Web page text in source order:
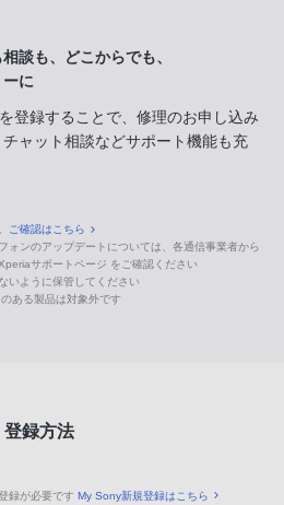
談も、どこからでも、
ーに
登録することで、修理のお申し込み
チャット相談などサポート機能も充
ご確認はこちら
ォンのアップデートについては、各通信事業者から
サポートページ をご確認ください
いように保管してください
ある製品は対象外です
登録方法
録が必要です My Sony新規登録はこちら